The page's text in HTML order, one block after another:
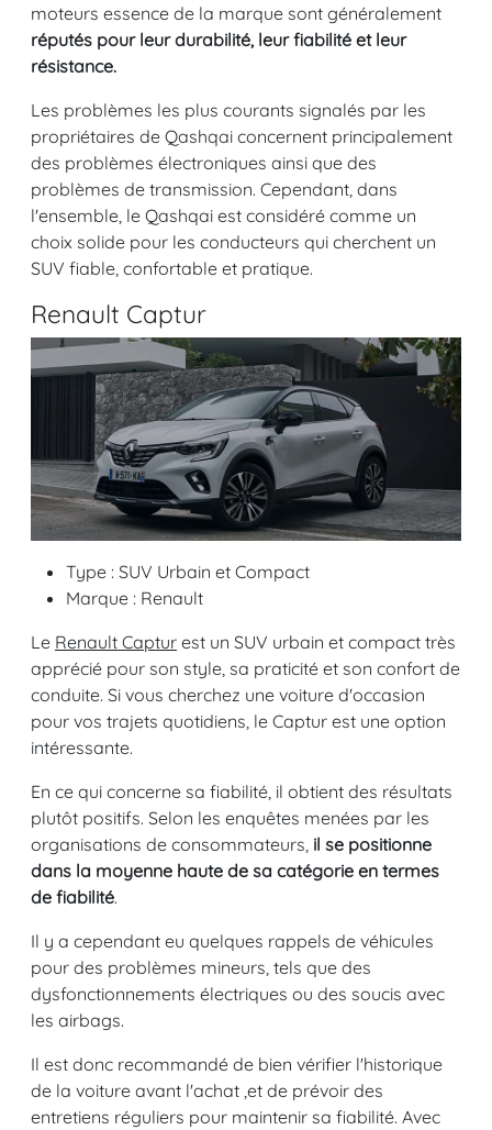
moteurs essence de la marque sont généralement
réputés pour leur durabilité, leur fiabilité et leur
résistance.
Les problèmes les plus courants signalés par les
propriétaires de Qashqai concernent principalement
des problèmes électroniques ainsi que des
problèmes de transmission. Cependant, dans
l'ensemble, le Qashqai est considéré comme un
choix solide pour les conducteurs qui cherchent un
SUV fiable, confortable et pratique.
Renault Captur
Type : SUV Urbain et Compact
Marque : Renault
Le Renault Captur est un SUV urbain et compact très
apprécié pour son style, sa praticité et son confort de
conduite. Si vous cherchez une voiture d'occasion
pour vos trajets quotidiens, le Captur est une option
intéressante.
En ce qui concerne sa fiabilité, il obtient des résultats
plutôt positifs. Selon les enquêtes menées par les
organisations de consommateurs, il se positionne
dans la moyenne haute de sa catégorie en termes
de fiabilité.
Il y a cependant eu quelques rappels de véhicules
pour des problèmes mineurs, tels que des
dysfonctionnements électriques ou des soucis avec
les airbags.
Il est donc recommandé de bien vérifier l'historique
de la voiture avant l'achat ,et de prévoir des
entretiens réguliers pour maintenir sa fiabilité. Avec